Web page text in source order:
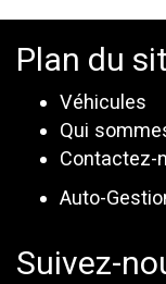
Plan du
Véhicules
Qui
Contactez-
Auto-
Suivez-